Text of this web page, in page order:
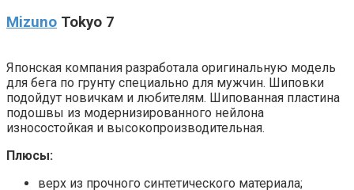
Mizuno Tokyo 7
Японская компания разработала оригинальную модель
для бега по грунту специально для мужчин. Шиповки
подойдут новичкам и любителям. Шипованная пластина
подошвы из модернизированного нейлона
износостойкая и высокопроизводительная.
Плюсы:
верх из прочного синтетического материала;